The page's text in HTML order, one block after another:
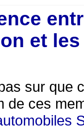
et
sur que
de ces